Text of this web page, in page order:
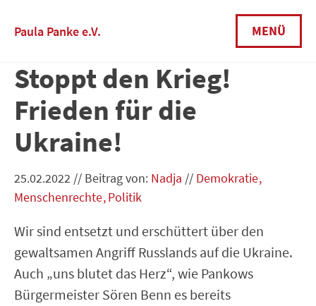
Paula Panke e.V. MENÜ
Stoppt den Krieg!
Frieden für die
Ukraine!
25.02.2022 // Beitrag von: Nadja // Demokratie
Menschenrechte Politik
Wir sind entsetzt und erschüttert über den
gewaltsamen Angriff Russlands auf die Ukraine.
Auch „uns blutet das Herz“, wie Pankows
Bürgermeister Sören Benn es bereits